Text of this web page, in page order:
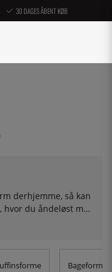
30 DAGES ÅBENT KØB
derhjemme, så kan
hvor du åndeløst må
butik og snuppe
og køb i stedet en
en tærteform og
Bageforme